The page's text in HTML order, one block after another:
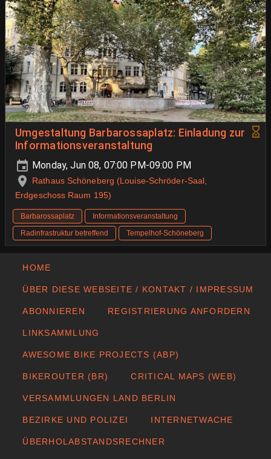
Umgestaltung Barbarossaplatz: Einladung zur
Informationsveranstaltung
Monday, Jun 08, 07:00 PM-09:00 PM
Rathaus Schöneberg (Louise-Schröder-Saal,
Erdgeschoss Raum 195)
Barbarossaplatz
Informationsveranstaltung
Radinfrastruktur betreffend
Tempelhof-Schöneberg
HOME
ÜBER DIESE WEBSEITE / KONTAKT / IMPRESSUM
ABONNIEREN REGISTRIERUNG ANFORDERN
LINKSAMMLUNG
AWESOME BIKE PROJECTS (ABP)
BIKEROUTER (BR) CRITICAL MAPS (WEB)
VERSAMMLUNGEN LAND BERLIN
BEZIRKE UND POLIZEI INTERNETWACHE
ÜBERHOLABSTANDSRECHNER